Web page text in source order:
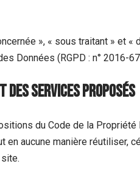
», « sous traitant » et «
Données (RGPD : n° 2016-
des services proposés
du Code de la
aucune manière réutiliser,